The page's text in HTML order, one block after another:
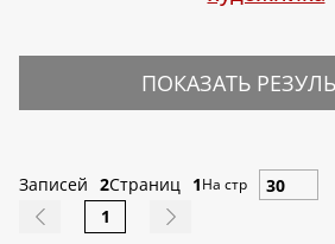
ПОКАЗАТЬ
Записей 2Страниц 1На стр
1